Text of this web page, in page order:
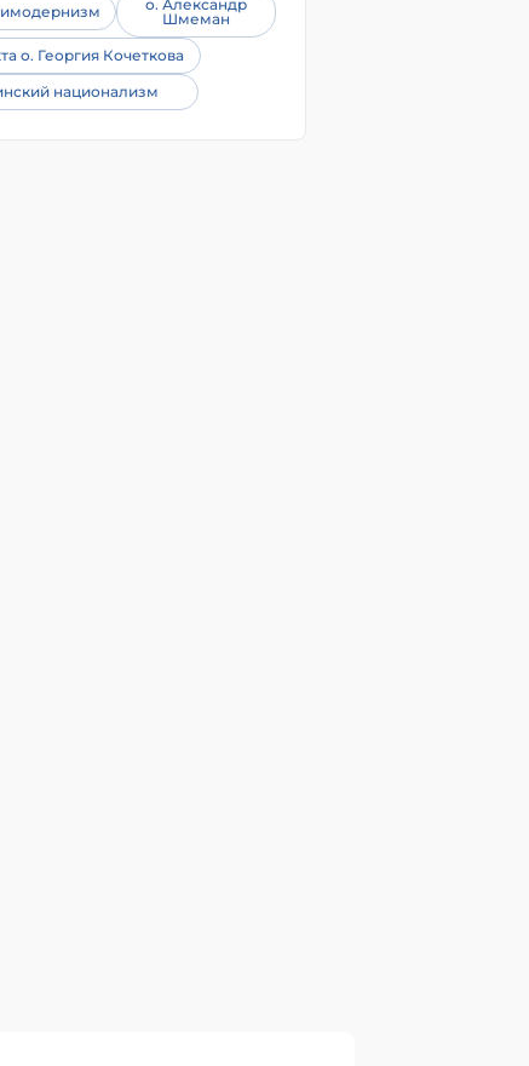
о. Александр
Шмеман
о. Георгия Кочеткова
национализм